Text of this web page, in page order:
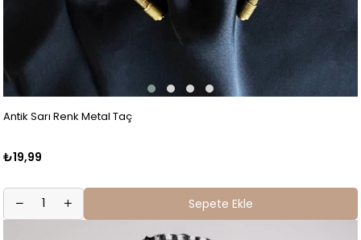
Antik Sarı Renk Metal Taç
₺19,99
Sepete Ekle